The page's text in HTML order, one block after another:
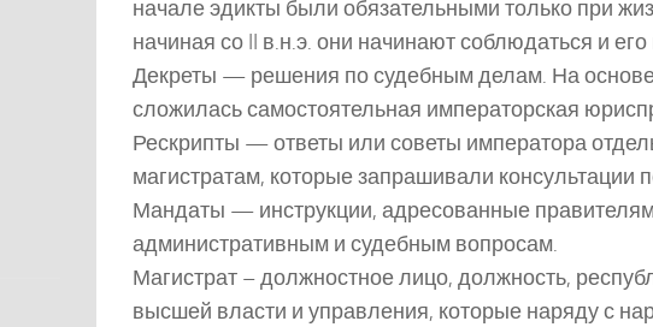
начале эдикты были обязательными только при
начиная со II в.н.э. они начинают соблюдаться и
Декреты — решения по судебным делам. На
сложилась самостоятельная императорская
Рескрипты — ответы или советы императора
магистратам, которые запрашивали консультации
Мандаты — инструкции, адресованные
административным и судебным вопросам.
Магистрат – должностное лицо, должность,
высшей власти и управления, которые наряду с